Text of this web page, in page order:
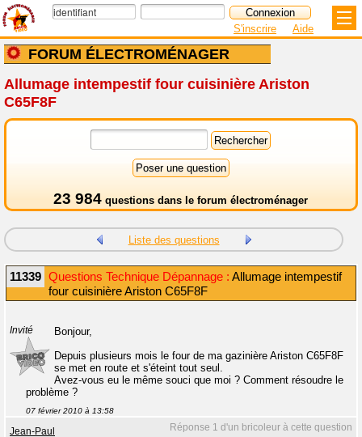
FORUM ÉLECTROMÉNAGER
S'inscrire Aide
Allumage intempestif four cuisinière Ariston
C65F8F
23 984 questions dans le forum électroménager
Liste des questions
11339 Questions Technique Dépannage : Allumage intempestif
four cuisinière Ariston C65F8F
Invité
Bonjour,
Depuis plusieurs mois le four de ma gazinière Ariston C65F8F
se met en route et s'éteint tout seul.
Avez-vous eu le même souci que moi ? Comment résoudre le
problème ?
07 février 2010 à 13:58
Réponse 1 d'un bricoleur à cette question
Jean-Paul